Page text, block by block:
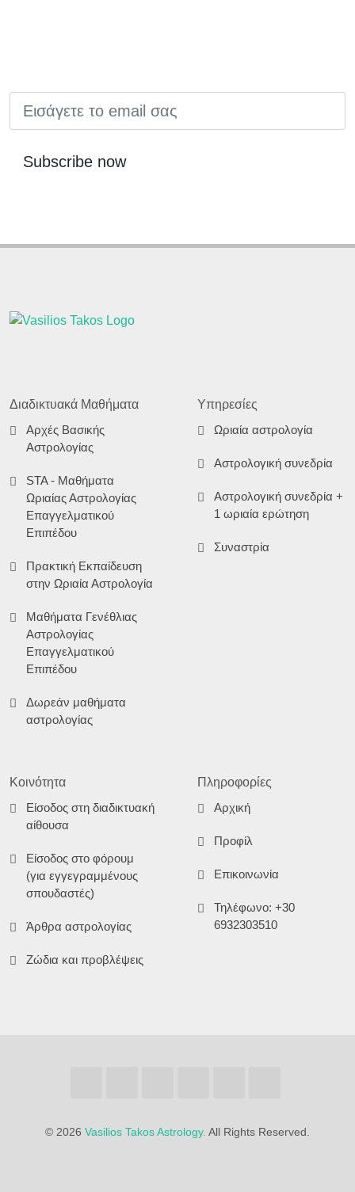
Subscribe now
Διαδικτυακά Μαθήματα
Αρχές Βασικής
Αστρολογίας
STA - Μαθήματα
Ωριαίας Αστρολογίας
Επαγγελματικού
Επιπέδου
Πρακτική Εκπαίδευση
στην Ωριαία Αστρολογία
Μαθήματα Γενέθλιας
Αστρολογίας
Επαγγελματικού
Επιπέδου
Δωρεάν μαθήματα
αστρολογίας
Υπηρεσίες
Ωριαία αστρολογία
Αστρολογική συνεδρία
Αστρολογική συνεδρία +
1 ωριαία ερώτηση
Συναστρία
Κοινότητα
Είσοδος στη διαδικτυακή
αίθουσα
Είσοδος στο φόρουμ
(για εγγεγραμμένους
σπουδαστές)
Άρθρα αστρολογίας
Ζώδια και προβλέψεις
Πληροφορίες
Αρχική
Προφίλ
Επικοινωνία
Τηλέφωνο: +30
6932303510
© 2026 Vasilios Takos Astrology. All Rights Reserved.